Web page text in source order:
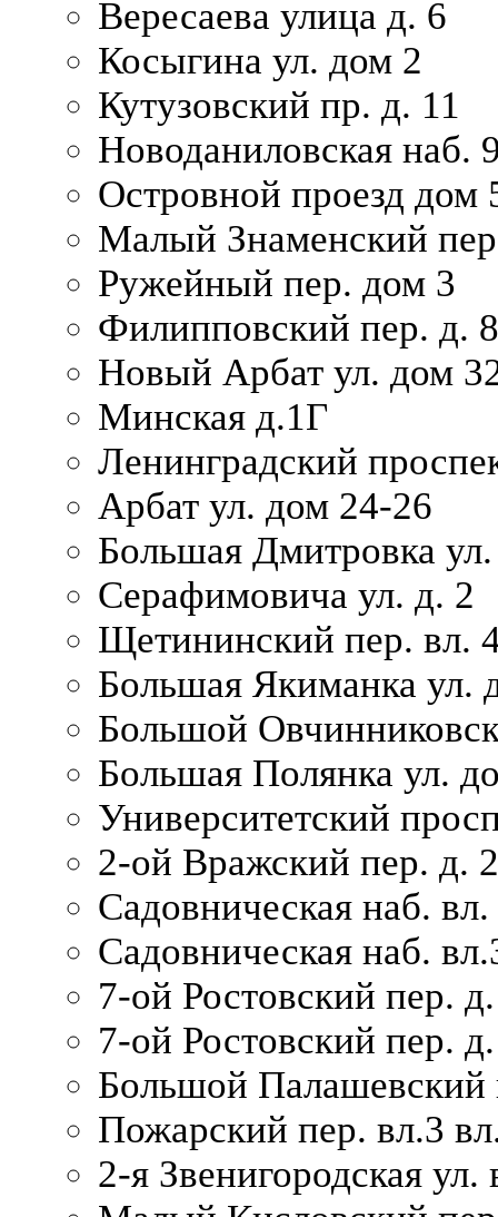
Вересаева улица д. 6
Косыгина ул. дом 2
Кутузовский пр. д. 11
Новоданиловская наб.
Островной проезд дом
Малый Знаменский
Ружейный пер. дом 3
Филипповский пер. д. 8
Новый Арбат ул. дом
Минская д.1Г
Ленинградский
Арбат ул. дом 24-26
Большая Дмитровка
Серафимовича ул. д. 2
Щетининский пер. вл.
Большая Якиманка ул.
Большой
Большая Полянка ул.
Университетский
2-ой Вражский пер. д. 2
Садовническая наб.
Садовническая наб.
7-ой Ростовский пер.
7-ой Ростовский пер.
Большой Палашевский
Пожарский пер. вл.3
2-я Звенигородская ул.